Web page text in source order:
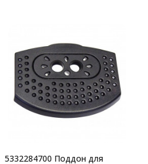
5332284700 Поддон для